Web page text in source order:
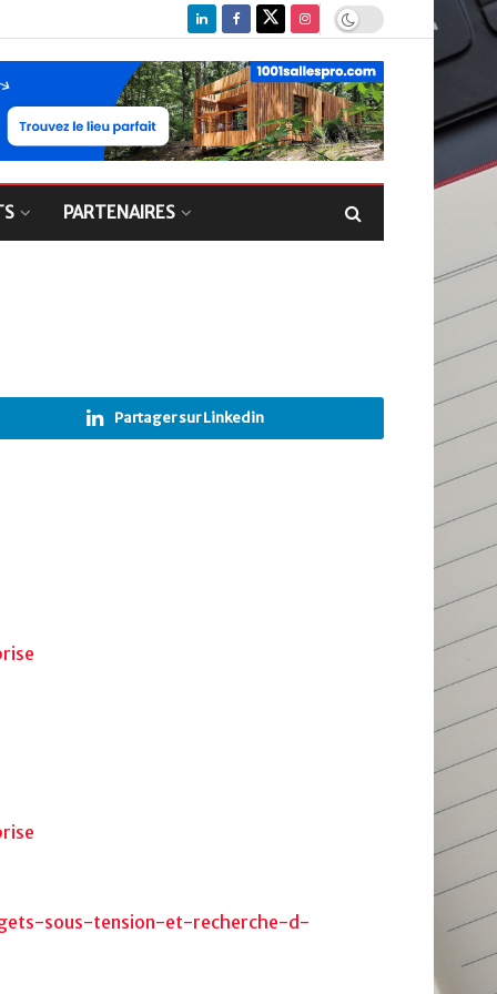
PARTENAIRES
Partager sur Linkedin
sous-tension-et-recherche-d-